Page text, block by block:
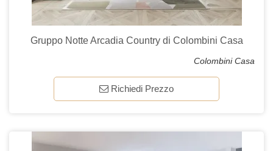
Gruppo Notte Arcadia Country di Colombini Casa
Colombini Casa
Richiedi Prezzo